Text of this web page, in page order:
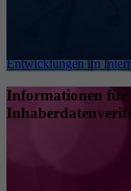
Entwicklungen im
Informationen für